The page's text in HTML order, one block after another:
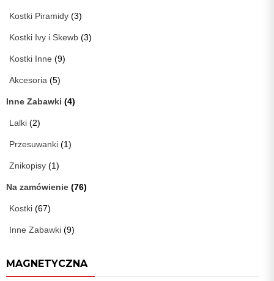
Kostki Piramidy (3)
Kostki Ivy i Skewb (3)
Kostki Inne (9)
Akcesoria (5)
Inne Zabawki (4)
Lalki (2)
Przesuwanki (1)
Znikopisy (1)
Na zamówienie (76)
Kostki (67)
Inne Zabawki (9)
MAGNETYCZNA